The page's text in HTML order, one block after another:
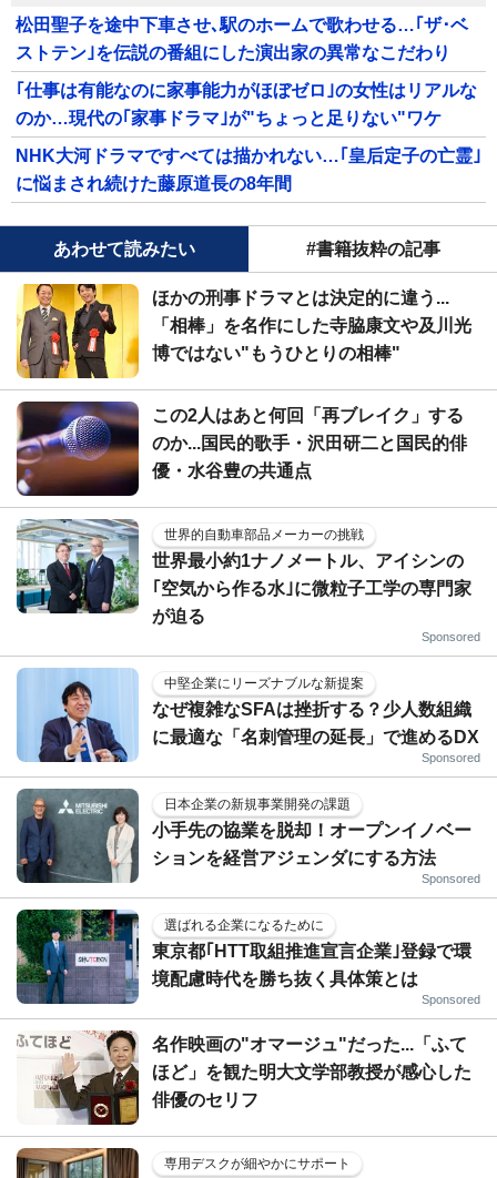
松田聖子を途中下車させ､駅のホームで歌わせる…｢ザ･ベ
ストテン｣を伝説の番組にした演出家の異常なこだわり
｢仕事は有能なのに家事能力がほぼゼロ｣の女性はリアルな
のか…現代の｢家事ドラマ｣が"ちょっと足りない"ワケ
NHK大河ドラマですべては描かれない…｢皇后定子の亡霊｣
に悩まされ続けた藤原道長の8年間
あわせて読みたい #書籍抜粋の記事
ほかの刑事ドラマとは決定的に違う...
「相棒」を名作にした寺脇康文や及川光
博ではない"もうひとりの相棒"
この2人はあと何回「再ブレイク」する
のか...国民的歌手・沢田研二と国民的俳
優・水谷豊の共通点
世界的自動車部品メーカーの挑戦
世界最小約1ナノメートル、アイシンの
｢空気から作る水｣に微粒子工学の専門家
が迫る
Sponsored
中堅企業にリーズナブルな新提案
なぜ複雑なSFAは挫折する？少人数組織
に最適な「名刺管理の延長」で進めるDX
Sponsored
日本企業の新規事業開発の課題
小手先の協業を脱却！オープンイノベー
ションを経営アジェンダにする方法
Sponsored
選ばれる企業になるために
東京都｢HTT取組推進宣言企業｣登録で環
境配慮時代を勝ち抜く具体策とは
Sponsored
名作映画の"オマージュ"だった...「ふて
ほど」を観た明大文学部教授が感心した
俳優のセリフ
専用デスクが細やかにサポート